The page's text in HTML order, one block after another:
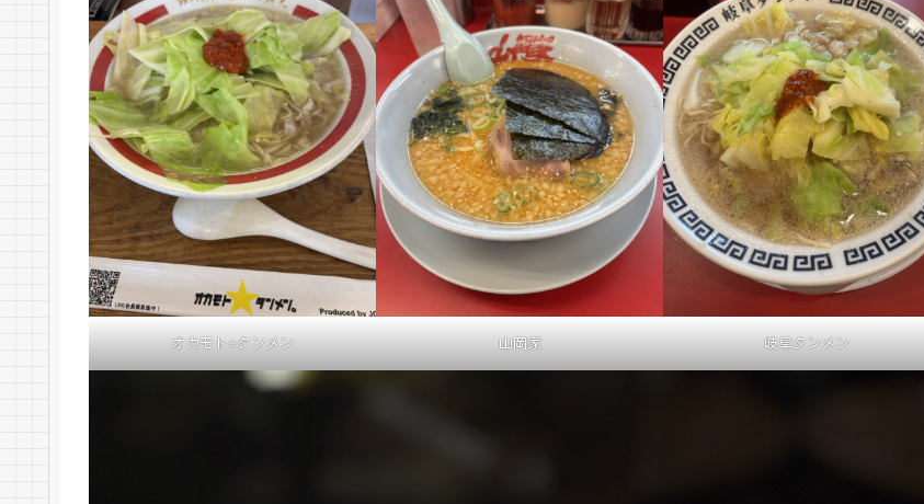
オカモト⭐︎タンメン 山岡家 岐阜タンメン